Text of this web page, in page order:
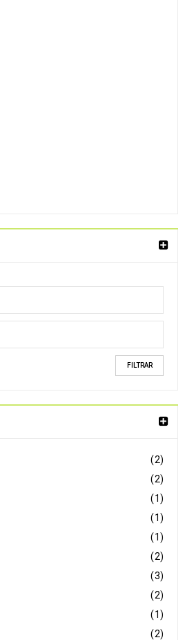
FILTRAR
(2)
(2)
(1)
(1)
(1)
(2)
(3)
(2)
(1)
(2)